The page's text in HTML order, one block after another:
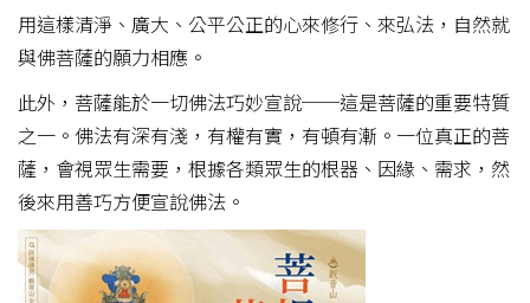
用這樣清淨、廣大、公平公正的心來修行、來弘法，自然就
與佛菩薩的願力相應。
此外，菩薩能於一切佛法巧妙宣說──這是菩薩的重要特質
之一。佛法有深有淺，有權有實，有頓有漸。一位真正的菩
薩，會視眾生需要，根據各類眾生的根器、因緣、需求，然
後來用善巧方便宣說佛法。